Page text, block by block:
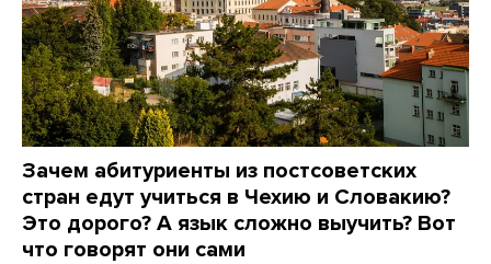
Зачем абитуриенты из постсоветских
стран едут учиться в Чехию и Словакию?
Это дорого? А язык сложно выучить? Вот
что говорят они сами